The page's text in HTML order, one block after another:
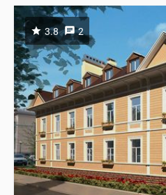
3.8 2